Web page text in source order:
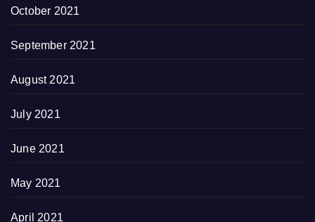
October 2021
September 2021
August 2021
July 2021
June 2021
May 2021
April 2021